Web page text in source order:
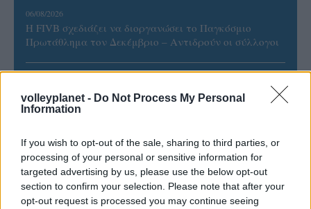
volleyplanet - Do Not Process My Personal
Information
If you wish to opt-out of the sale, sharing to third parties, or
processing of your personal or sensitive information for
targeted advertising by us, please use the below opt-out
section to confirm your selection. Please note that after your
opt-out request is processed you may continue seeing
06/08/2026
Η FIVB σχεδιάζει να διοργανώσει το Παγκόσμιο
Πρωτάθλημα τον Δεκέμβριο – Αντιδρούν οι σύλλογοι
Έτοιμη για… υψηλές πτήσεις η Μπενφίκα του Ψάρρα
με τον «Ιπτάμενο Ολλανδό» Βίλτενμπουργκ
05/08/2026
Ισόπαλο το πρωτο φιλικό τεστ της Εθνικής στο
Ουρμπίνο